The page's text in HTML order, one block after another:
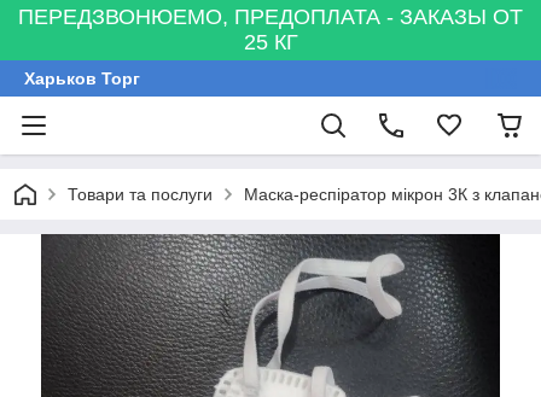
ПЕРЕДЗВОНЮЕМО, ПРЕДОПЛАТА - ЗАКАЗЫ ОТ
25 КГ
Харьков Торг
Товари та послуги Маска-респіратор мікрон 3К з